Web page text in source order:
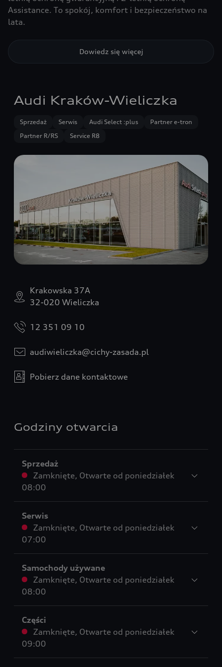
Assistance. To spokój, komfort i bezpieczeństwo na
lata.
Dowiedz się więcej
Audi Kraków-Wieliczka
Sprzedaż Serwis Audi Select :plus
Partner e-tron
Partner R/RS
Service R8
Krakowska 37A
32-020 Wieliczka
12 351 09 10
audiwieliczka@cichy-zasada.pl
Pobierz dane kontaktowe
Godziny otwarcia
Sprzedaż
Zamknięte, Otwarte od poniedziałek
08:00
Serwis
Zamknięte, Otwarte od poniedziałek
07:00
Samochody używane
Zamknięte, Otwarte od poniedziałek
08:00
Części
Zamknięte, Otwarte od poniedziałek
09:00